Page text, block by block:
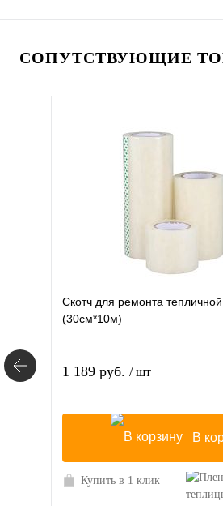
СОПУТСТВУЮЩИЕ
Скотч для ремонта
(30см*10м)
1 189 руб. / шт
В
Купить в 1 клик